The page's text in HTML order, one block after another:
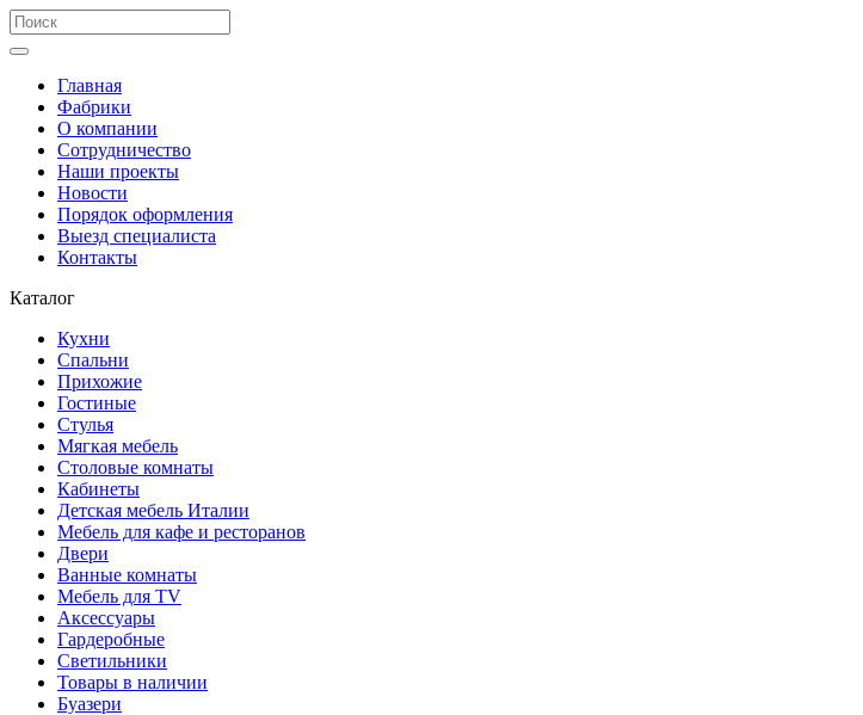
Главная
Фабрики
О компании
Сотрудничество
Наши проекты
Новости
Порядок оформления
Выезд специалиста
Контакты
Каталог
Кухни
Спальни
Прихожие
Гостиные
Стулья
Мягкая мебель
Столовые комнаты
Кабинеты
Детская мебель Италии
Мебель для кафе и ресторанов
Двери
Ванные комнаты
Мебель для TV
Аксессуары
Гардеробные
Светильники
Товары в наличии
Буазери